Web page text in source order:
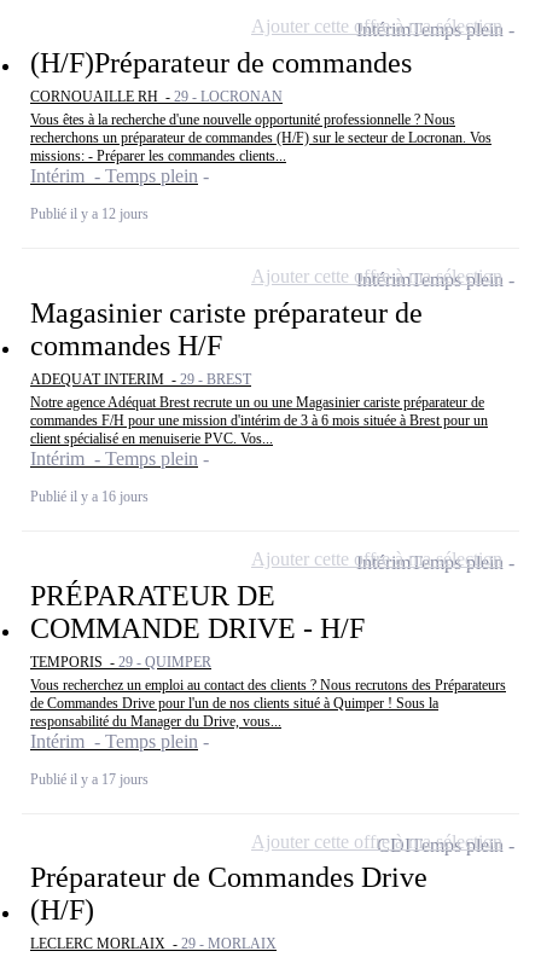
(H/F)Préparateur de commandes
CORNOUAILLE RH - 29 - LOCRONAN
Vous êtes à la recherche d'une nouvelle opportunité professionnelle ? Nous
recherchons un préparateur de commandes (H/F) sur le secteur de Locronan. Vos
missions: - Préparer les commandes clients...
Intérim - Temps plein
Publié il y a 12 jours
IntérimTemps plein
Ajouter cette offre à ma sélection
Magasinier cariste préparateur de
commandes H/F
ADEQUAT INTERIM - 29 - BREST
Notre agence Adéquat Brest recrute un ou une Magasinier cariste préparateur de
commandes F/H pour une mission d'intérim de 3 à 6 mois située à Brest pour un
client spécialisé en menuiserie PVC. Vos...
Intérim - Temps plein
Publié il y a 16 jours
IntérimTemps plein
Ajouter cette offre à ma sélection
PRÉPARATEUR DE
COMMANDE DRIVE - H/F
TEMPORIS - 29 - QUIMPER
Vous recherchez un emploi au contact des clients ? Nous recrutons des Préparateurs
de Commandes Drive pour l'un de nos clients situé à Quimper ! Sous la
responsabilité du Manager du Drive, vous...
Intérim - Temps plein
Publié il y a 17 jours
IntérimTemps plein
Ajouter cette offre à ma sélection
Préparateur de Commandes Drive
(H/F)
LECLERC MORLAIX - 29 - MORLAIX
CDITemps plein
Ajouter cette offre à ma sélection